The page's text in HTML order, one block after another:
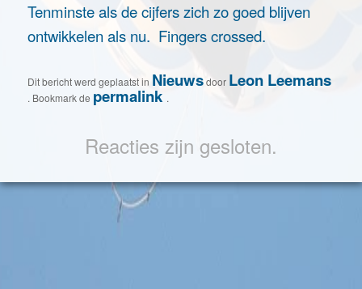
Tenminste als de cijfers zich zo goed blijven
ontwikkelen als nu. Fingers crossed.
Dit bericht werd geplaatst in Nieuwsdoor Leon Leemans
. Bookmark de permalink .
Reacties zijn gesloten.